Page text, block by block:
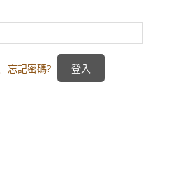
忘記密碼?